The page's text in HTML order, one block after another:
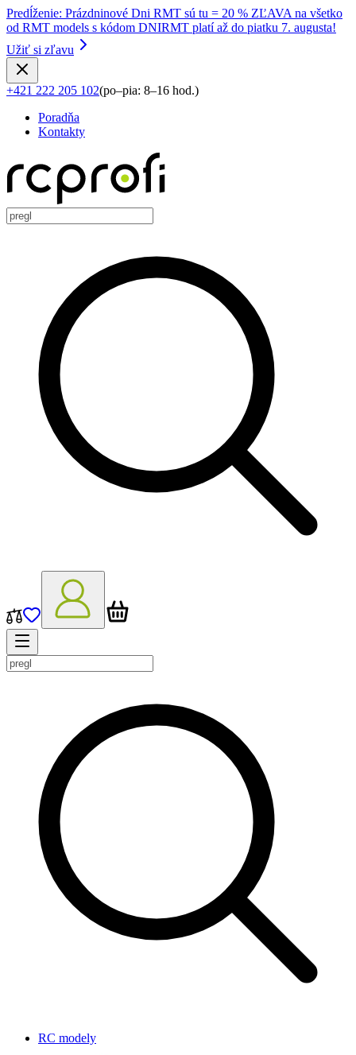
Predĺženie: Prázdninové Dni RMT sú tu = 20 % ZĽAVA na všetko
od RMT models s kódom DNIRMT platí až do piatku 7. augusta!
Užiť si zľavu
+421 222 205 102(po–pia: 8–16 hod.)
Poradňa
Kontakty
RC modely